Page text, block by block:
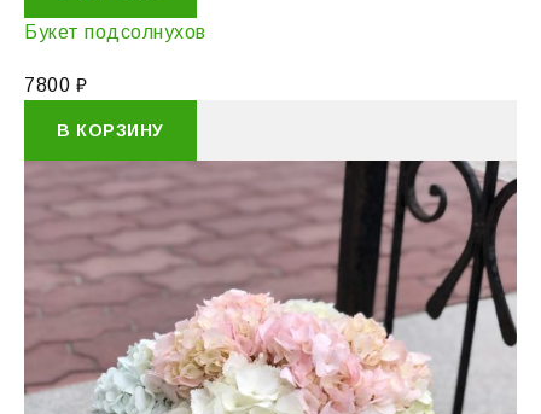
Букет подсолнухов
7800 ₽
В КОРЗИНУ